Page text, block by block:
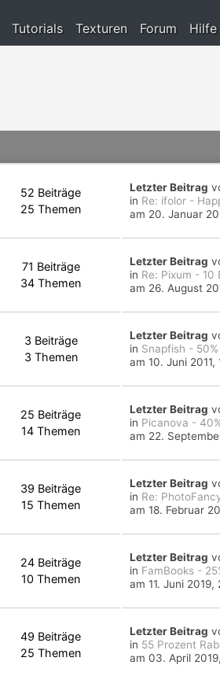
Tutorials Texturen Forum Hilfe
52 Beiträge
25 Themen
Letzter Beitrag
in Re: ifolor -
am 20. Januar
71 Beiträge
34 Themen
Letzter Beitrag
in Re: Pixum - 10
am 26. August
3 Beiträge
3 Themen
Letzter Beitrag
in Snapfish -
am 10. Juni 2011,
25 Beiträge
14 Themen
Letzter Beitrag
in Picanova -
am 22.
39 Beiträge
15 Themen
Letzter Beitrag
in Re:
am 18. Februar
24 Beiträge
10 Themen
Letzter Beitrag
in FamBooks -
am 11. Juni 2019,
49 Beiträge
25 Themen
Letzter Beitrag
in 55 Prozent
am 03. April